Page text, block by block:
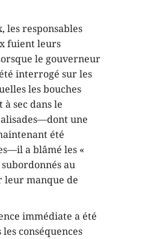
les responsables
fuient leurs
le gouverneur
interrogé sur les
les bouches
sec dans le
une
été
a blâmé les «
subordonnés au
leur manque de
immédiate a été
conséquences